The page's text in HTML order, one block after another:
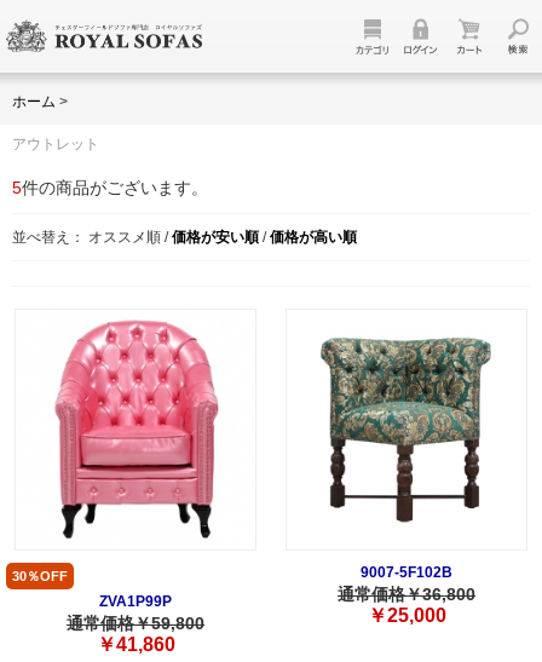
ホーム >
アウトレット
5件の商品がございます。
並べ替え： オススメ順 /価格が安い順 /価格が高い順
30％OFF
ZVA1P99P
通常価格￥59,800
￥41,860
9007-5F102B
通常価格￥36,800
￥25,000